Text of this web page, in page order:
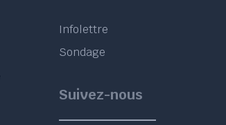
Infolettre
Sondage
Suivez-nous